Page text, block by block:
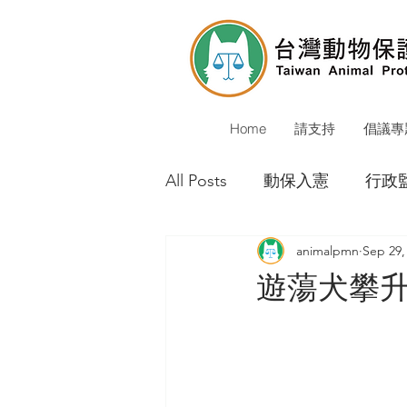
Home 請支持 倡議專
All Posts 動保入憲 行政
動保警察 校犬貓
遊蕩犬攀
animalpmn Sep